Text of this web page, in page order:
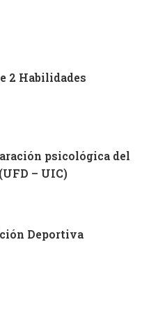
2 Habilidades
psicológica del
– UIC)
Deportiva